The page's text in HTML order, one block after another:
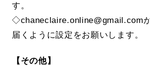
す。
◇chaneclaire.online@gmail.com
届くように設定をお願いします。
【その他】